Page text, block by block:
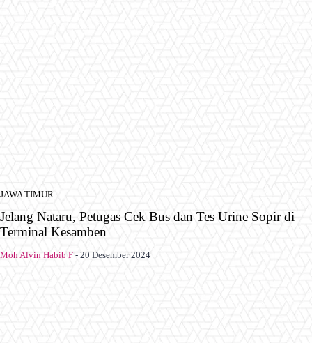
JAWA TIMUR
Jelang Nataru, Petugas Cek Bus dan Tes Urine Sopir di
Terminal Kesamben
Moh Alvin Habib F - 20 Desember 2024